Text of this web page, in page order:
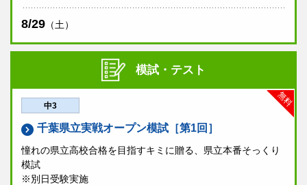
8/29 （土）
模試・テスト
無料
中3
千葉県立実戦オープン模試［第1回］
憧れの県立高校合格を目指すキミに贈る、県立本番そっくり
模試
※別日受験実施